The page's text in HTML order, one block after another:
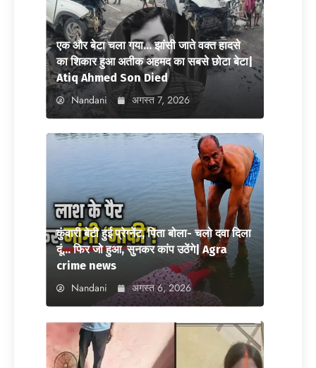
एक और बेटा चला गया… झांसी जाते वक्त हादसे
का शिकार हुआ अतीक अहमद का सबसे छोटा बेटा|
Atiq Ahmed Son Died
Nandani अगस्त 7, 2026
कुंवारी बेटी हुई प्रेग्नेंट, पिता बोला- चलो दवा दिला
दूं… फिर जो हुआ, सुनकर कांप उठेंगे| Agra
crime news
Nandani अगस्त 6, 2026